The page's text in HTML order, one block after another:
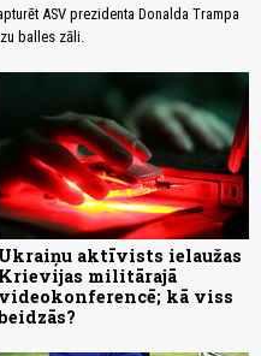
ASV prezidenta Donalda Trampa
balles zāli.
Ukraiņu aktīvists ielaužas
Krievijas militārajā
videokonferencē; kā viss